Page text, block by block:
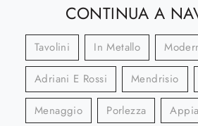
CONTINUA A
Tavolini In Metallo
Adriani E Rossi Mendrisio
Menaggio Porlezza